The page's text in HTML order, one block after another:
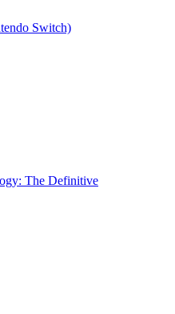
Switch)
The Definitive